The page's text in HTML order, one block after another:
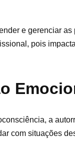
e gerenciar
pois
a
com situações